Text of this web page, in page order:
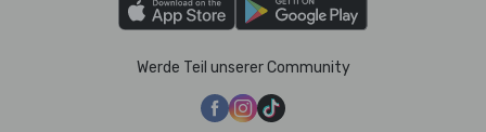
Werde Teil unserer Community